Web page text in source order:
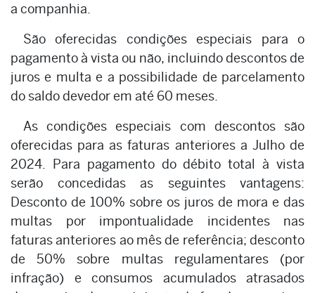
a companhia.
São oferecidas condições especiais para o
pagamento à vista ou não, incluindo descontos de
juros e multa e a possibilidade de parcelamento
do saldo devedor em até 60 meses.
As condições especiais com descontos são
oferecidas para as faturas anteriores a Julho de
2024. Para pagamento do débito total à vista
serão concedidas as seguintes vantagens:
Desconto de 100% sobre os juros de mora e das
multas por impontualidade incidentes nas
faturas anteriores ao mês de referência; desconto
de 50% sobre multas regulamentares (por
infração) e consumos acumulados atrasados